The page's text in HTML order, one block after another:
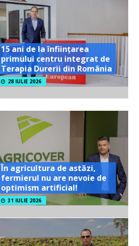
15 ani de la înființarea
primului centru integrat de
Terapia Durerii din România
28 IULIE 2026
În agricultura de astăzi,
fermierul nu are nevoie de
optimism artificial!
31 IULIE 2026